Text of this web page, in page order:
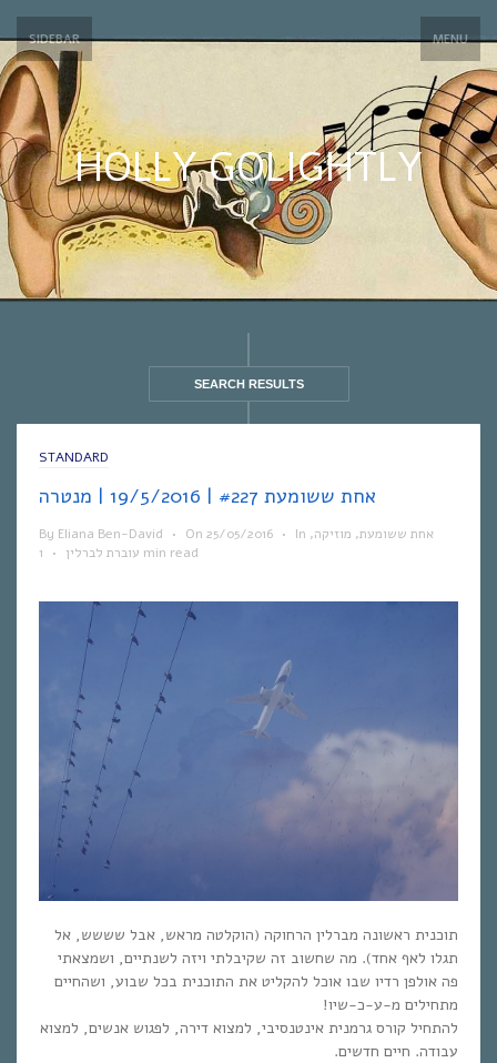
SIDEBAR MENU
HOLLY GOLIGHTLY
SEARCH RESULTS
STANDARD
אחת ששומעת #227 | 19/5/2016 | מנטרה
By Eliana Ben-David • On 25/05/2016 • In אחת ששומעת, מוזיקה,
עוברת לברלין
• 1 min read
תוכנית ראשונה מברלין הרחוקה (הוקלטה מראש, אבל שששש, אל
תגלו לאף אחד). מה שחשוב זה שקיבלתי ויזה לשנתיים, ושמצאתי
פה אולפן רדיו שבו אוכל להקליט את התוכנית בכל שבוע, ושהחיים
מתחילים מ-ע-כ-שיו!
להתחיל קורס גרמנית אינטנסיבי, למצוא דירה, לפגוש אנשים, למצוא
עבודה. חיים חדשים.